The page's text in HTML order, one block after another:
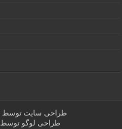
طراحی سایت توسط
طراحی لوگو توسط